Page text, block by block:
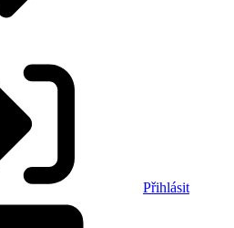
Přihlásit